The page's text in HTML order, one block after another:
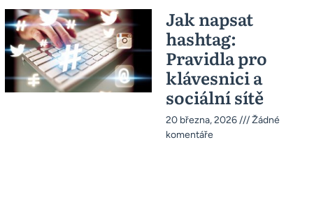
Jak napsat
hashtag:
Pravidla pro
klávesnici a
sociální sítě
20 března, 2026
Žádné
komentáře